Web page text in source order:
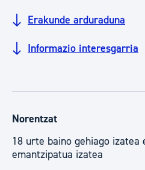
Erakunde arduraduna
Informazio interesgarria
Norentzat
18 urte baino gehiago izatea
emantzipatua izatea